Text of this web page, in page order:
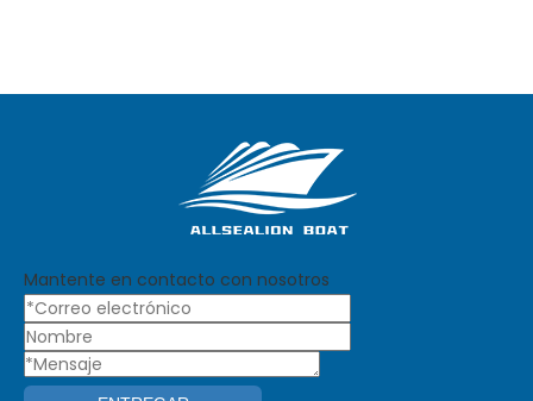
Mantente en contacto con nosotros